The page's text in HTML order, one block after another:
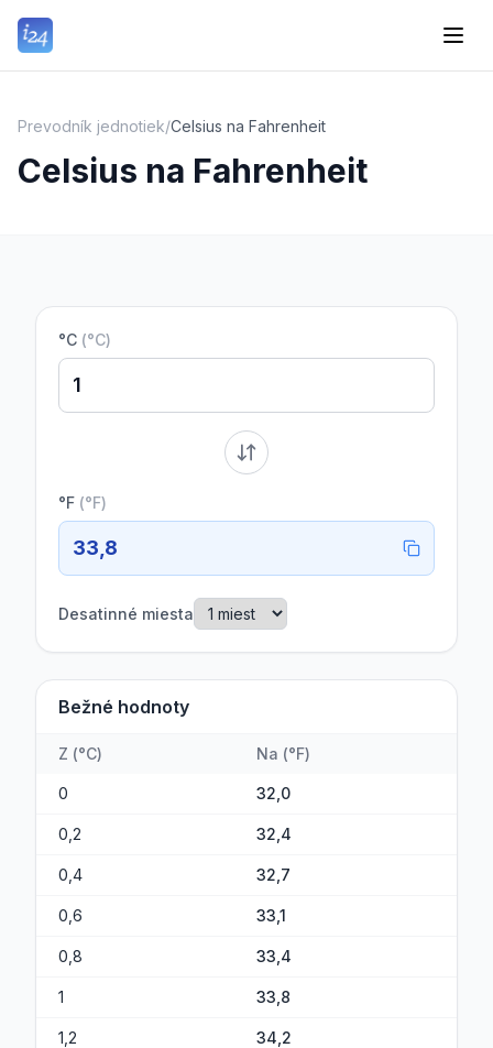
Prevodník jednotiek/Celsius na Fahrenheit
Celsius na Fahrenheit
°C (°C)
°F (°F)
33,8
Desatinné miesta
Bežné hodnoty
Z (°C) Na (°F)
0 32,0
0,2 32,4
0,4 32,7
0,6 33,1
0,8 33,4
1 33,8
1,2 34,2